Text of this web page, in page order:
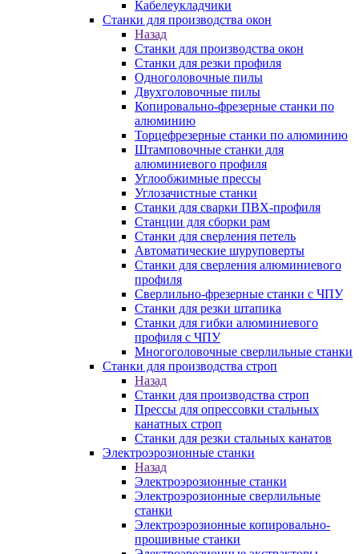
Кабелеукладчики
Станки для производства окон
Назад
Станки для производства окон
Станки для резки профиля
Одноголовочные пилы
Двухголовочные пилы
Копировально-фрезерные станки по
алюминию
Торцефрезерные станки по алюминию
Штамповочные станки для
алюминиевого профиля
Углообжимные прессы
Углозачистные станки
Станки для сварки ПВХ-профиля
Станции для сборки рам
Станки для сверления петель
Автоматические шуруповерты
Станки для сверления алюминиевого
профиля
Сверлильно-фрезерные станки с ЧПУ
Станки для резки штапика
Станки для гибки алюминиевого
профиля с ЧПУ
Многоголовочные сверлильные станки
Станки для производства строп
Назад
Станки для производства строп
Прессы для опрессовки стальных
канатных строп
Станки для резки стальных канатов
Электроэрозионные станки
Назад
Электроэрозионные станки
Электроэрозионные сверлильные
станки
Электроэрозионные копировально-
прошивные станки